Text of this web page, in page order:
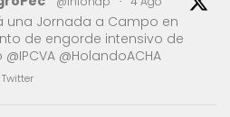
una Jornada a Campo en
de engorde intensivo de
@HolandoACHA
Twitter